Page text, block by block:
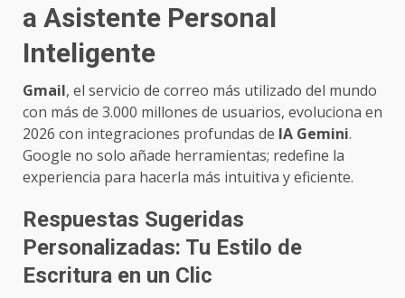
a Asistente Personal
Inteligente
Gmail, el servicio de correo más utilizado del mundo
con más de 3.000 millones de usuarios, evoluciona en
2026 con integraciones profundas de IA Gemini.
Google no solo añade herramientas; redefine la
experiencia para hacerla más intuitiva y eficiente.
Respuestas Sugeridas
Personalizadas: Tu Estilo de
Escritura en un Clic